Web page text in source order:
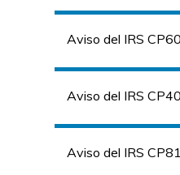
Aviso del IRS CP60
Aviso del IRS CP40
Aviso del IRS CP81